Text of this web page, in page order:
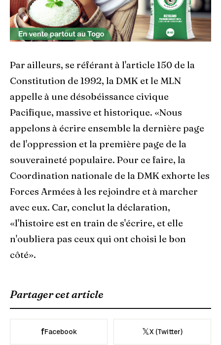
Par ailleurs, se référant à l'article 150 de la
Constitution de 1992, la DMK et le MLN
appelle à une désobéissance civique
Pacifique, massive et historique. «Nous
appelons à écrire ensemble la dernière page
de l'oppression et la première page de la
souveraineté populaire. Pour ce faire, la
Coordination nationale de la DMK exhorte les
Forces Armées à les rejoindre et à marcher
avec eux. Car, conclut la déclaration,
«l'histoire est en train de s'écrire, et elle
n'oubliera pas ceux qui ont choisi le bon
côté».
Partager cet article
fFacebook 𝕏X (Twitter)